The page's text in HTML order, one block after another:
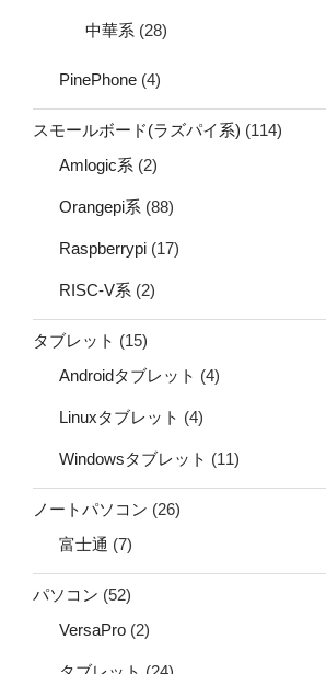
中華系 (28)
PinePhone (4)
スモールボード(ラズパイ系) (114)
Amlogic系 (2)
Orangepi系 (88)
Raspberrypi (17)
RISC-V系 (2)
タブレット (15)
Androidタブレット (4)
Linuxタブレット (4)
Windowsタブレット (11)
ノートパソコン (26)
富士通 (7)
パソコン (52)
VersaPro (2)